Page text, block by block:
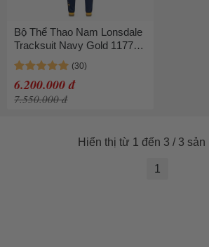
Bộ Thể Thao Nam Lonsdale
Tracksuit Navy Gold 117737
Màu Xanh Navy Size M
6.200.000 đ
7.550.000 đ
Hiển thị từ 1 đến 3 / 3 sản
1